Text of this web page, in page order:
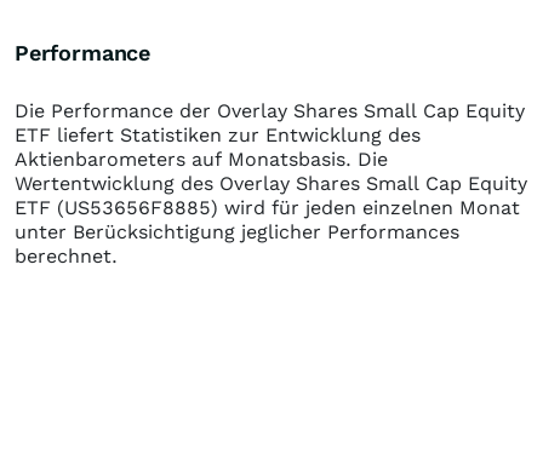
Performance
Die Performance der Overlay Shares Small Cap Equity
ETF liefert Statistiken zur Entwicklung des
Aktienbarometers auf Monatsbasis. Die
Wertentwicklung des Overlay Shares Small Cap Equity
ETF (US53656F8885) wird für jeden einzelnen Monat
unter Berücksichtigung jeglicher Performances
berechnet.